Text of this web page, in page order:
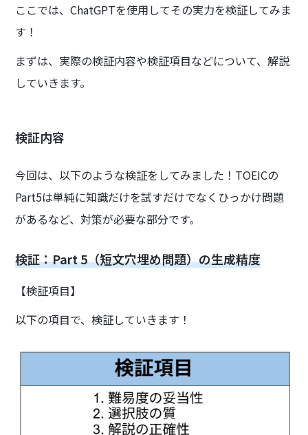
ここでは、ChatGPTを使用してその実力を検証してみま
す！
まずは、実際の検証内容や検証項目などについて、解説
していきます。
検証内容
今回は、以下のような検証をしてみました！TOEICの
Part5は単純に知識だけを試すだけでなくひっかけ問題
があるなど、対策が必要な部分です。
検証：Part 5（短文穴埋め問題）の生成精度
【検証項目】
以下の項目で、検証していきます！